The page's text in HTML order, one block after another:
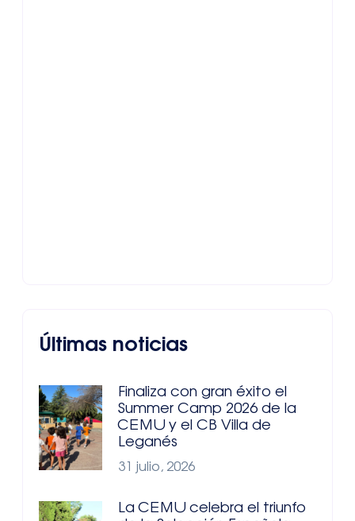
Últimas noticias
Finaliza con gran éxito el
Summer Camp 2026 de la
CEMU y el CB Villa de
Leganés
31 julio, 2026
La CEMU celebra el triunfo